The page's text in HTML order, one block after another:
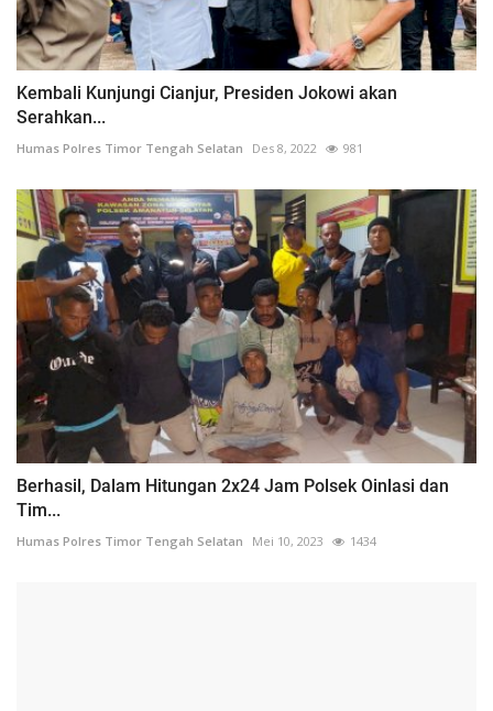
Kembali Kunjungi Cianjur, Presiden Jokowi akan
Serahkan...
Humas Polres Timor Tengah Selatan Des 8, 2022 981
Berhasil, Dalam Hitungan 2x24 Jam Polsek Oinlasi dan
Tim...
Humas Polres Timor Tengah Selatan Mei 10, 2023 1434